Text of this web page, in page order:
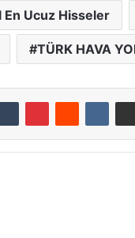
En Ucuz Hisseler
TÜRK HAVA